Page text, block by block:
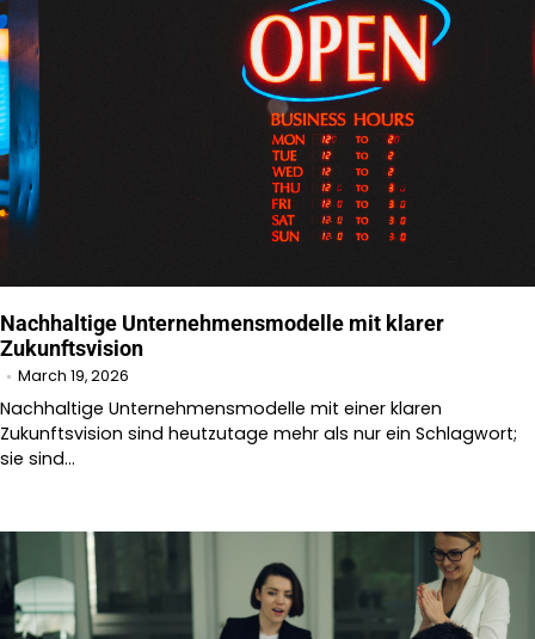
Nachhaltige Unternehmensmodelle mit klarer
Zukunftsvision
March 19, 2026
Nachhaltige Unternehmensmodelle mit einer klaren
Zukunftsvision sind heutzutage mehr als nur ein Schlagwort;
sie sind…